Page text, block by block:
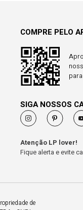
COMPRE PELO
SIGA NOSSOS
Atenção LP lover!
Fique alerta e evite
de